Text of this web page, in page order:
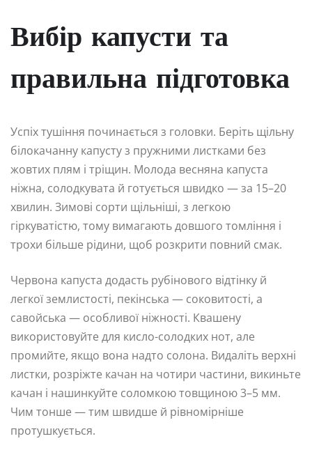
Вибір капусти та
правильна підготовка
Успіх тушіння починається з головки. Беріть щільну
білокачанну капусту з пружними листками без
жовтих плям і тріщин. Молода весняна капуста
ніжна, солодкувата й готується швидко — за 15–20
хвилин. Зимові сорти щільніші, з легкою
гіркуватістю, тому вимагають довшого томління і
трохи більше рідини, щоб розкрити повний смак.
Червона капуста додасть рубінового відтінку й
легкої землистості, пекінська — соковитості, а
савойська — особливої ніжності. Квашену
використовуйте для кисло-солодких нот, але
промийте, якщо вона надто солона. Видаліть верхні
листки, розріжте качан на чотири частини, викиньте
качан і нашинкуйте соломкою товщиною 3–5 мм.
Чим тонше — тим швидше й рівномірніше
протушкується.